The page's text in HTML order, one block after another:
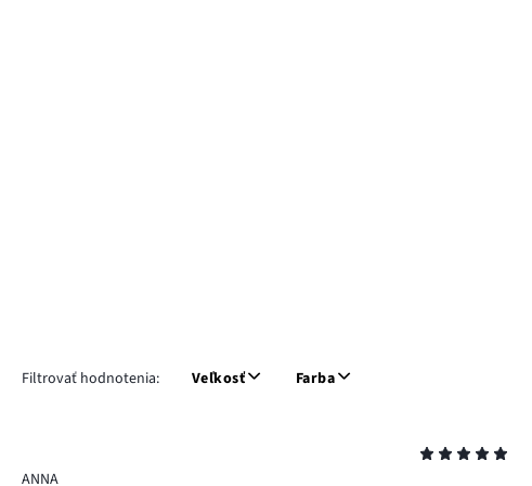
Filtrovať hodnotenia: Veľkosť Farba
5
ANNA